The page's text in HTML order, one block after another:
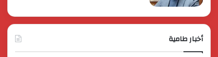
أخبار طامية